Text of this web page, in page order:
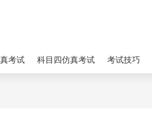
考试 科目四仿真考试 考试技巧